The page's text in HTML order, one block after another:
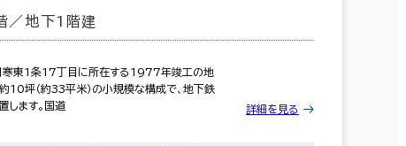
／地下1階建
寒東1条17丁目に所在する1977年竣工の地
10坪（約33平米）の小規模な構成で、地下鉄
します。国道
詳細を見る